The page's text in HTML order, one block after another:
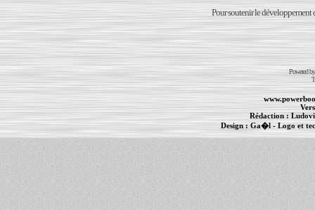
Pour soutenir le développement
Powered
Rédaction :
Design :Ga�l- Logo et
PowerBook